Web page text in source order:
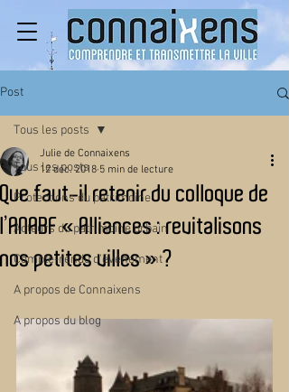
Post
Tous les posts
Protections du patrimoine
Acteurs du patrimoine urbain
Compte-rendu d'événement
A propos de Connaixens
A propos du blog
Tous les posts
Que faut-il retenir du colloque de
l’ANABF « Alliances : revitalisons
nos petites villes » ?
Julie de Connaixens
12 déc. 2018 5 min de lecture